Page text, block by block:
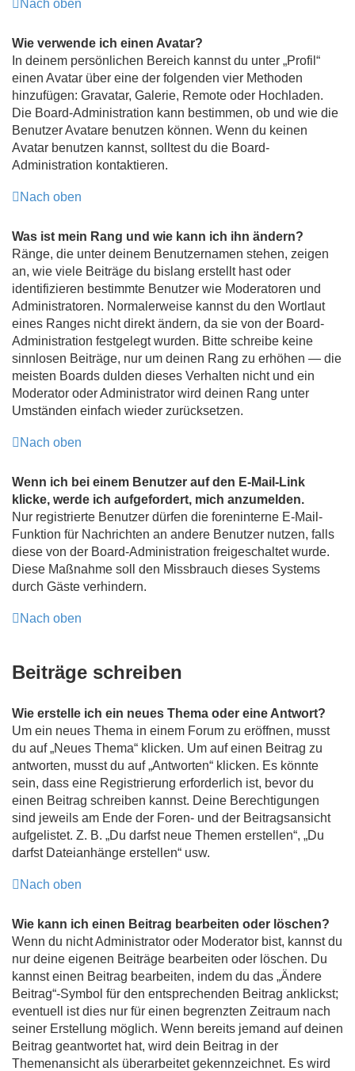
Nach oben
Wie verwende ich einen Avatar?
In deinem persönlichen Bereich kannst du unter „Profil“
einen Avatar über eine der folgenden vier Methoden
hinzufügen: Gravatar, Galerie, Remote oder Hochladen.
Die Board-Administration kann bestimmen, ob und wie die
Benutzer Avatare benutzen können. Wenn du keinen
Avatar benutzen kannst, solltest du die Board-
Administration kontaktieren.
Nach oben
Was ist mein Rang und wie kann ich ihn ändern?
Ränge, die unter deinem Benutzernamen stehen, zeigen
an, wie viele Beiträge du bislang erstellt hast oder
identifizieren bestimmte Benutzer wie Moderatoren und
Administratoren. Normalerweise kannst du den Wortlaut
eines Ranges nicht direkt ändern, da sie von der Board-
Administration festgelegt wurden. Bitte schreibe keine
sinnlosen Beiträge, nur um deinen Rang zu erhöhen — die
meisten Boards dulden dieses Verhalten nicht und ein
Moderator oder Administrator wird deinen Rang unter
Umständen einfach wieder zurücksetzen.
Nach oben
Wenn ich bei einem Benutzer auf den E-Mail-Link
klicke, werde ich aufgefordert, mich anzumelden.
Nur registrierte Benutzer dürfen die foreninterne E-Mail-
Funktion für Nachrichten an andere Benutzer nutzen, falls
diese von der Board-Administration freigeschaltet wurde.
Diese Maßnahme soll den Missbrauch dieses Systems
durch Gäste verhindern.
Nach oben
Beiträge schreiben
Wie erstelle ich ein neues Thema oder eine Antwort?
Um ein neues Thema in einem Forum zu eröffnen, musst
du auf „Neues Thema“ klicken. Um auf einen Beitrag zu
antworten, musst du auf „Antworten“ klicken. Es könnte
sein, dass eine Registrierung erforderlich ist, bevor du
einen Beitrag schreiben kannst. Deine Berechtigungen
sind jeweils am Ende der Foren- und der Beitragsansicht
aufgelistet. Z. B. „Du darfst neue Themen erstellen“, „Du
darfst Dateianhänge erstellen“ usw.
Nach oben
Wie kann ich einen Beitrag bearbeiten oder löschen?
Wenn du nicht Administrator oder Moderator bist, kannst du
nur deine eigenen Beiträge bearbeiten oder löschen. Du
kannst einen Beitrag bearbeiten, indem du das „Ändere
Beitrag“-Symbol für den entsprechenden Beitrag anklickst;
eventuell ist dies nur für einen begrenzten Zeitraum nach
seiner Erstellung möglich. Wenn bereits jemand auf deinen
Beitrag geantwortet hat, wird dein Beitrag in der
Themenansicht als überarbeitet gekennzeichnet. Es wird